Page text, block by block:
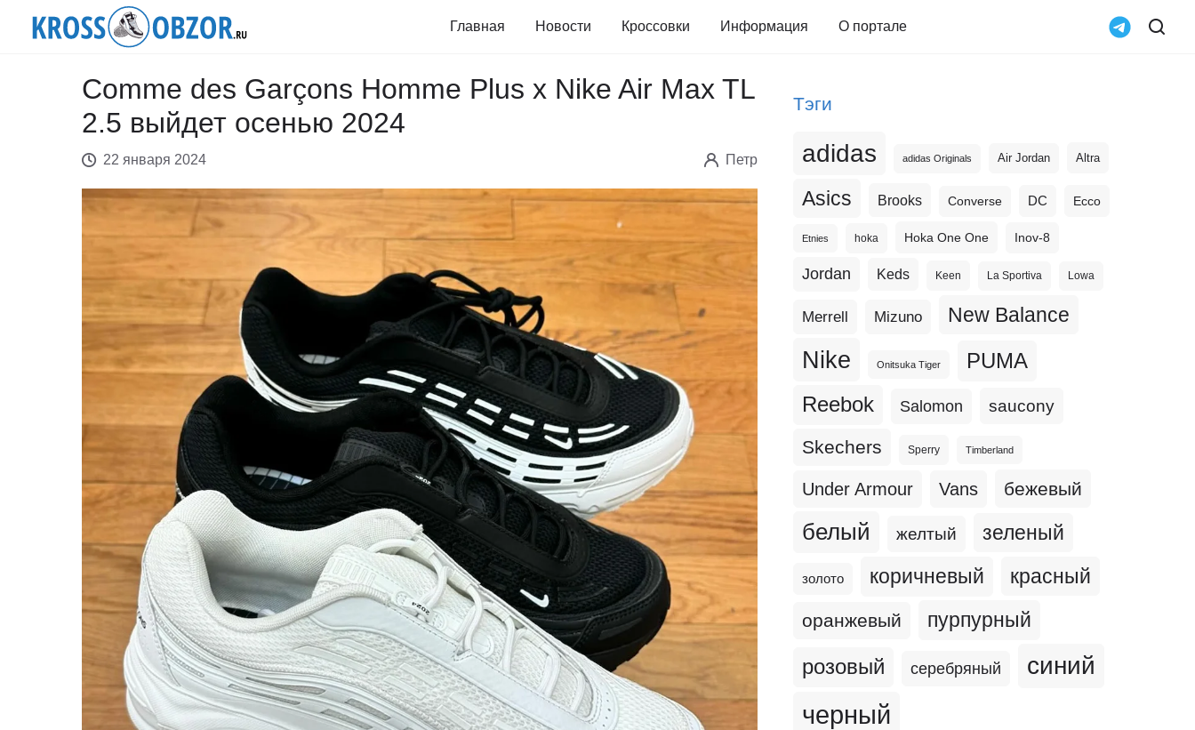
Главная Новости Кроссовки Информация О портале
Comme des Garçons Homme Plus x Nike Air Max TL
2.5 выйдет осенью 2024
22 января 2024 Петр
Тэги
adidas adidas Originals Air Jordan Altra
Asics Brooks Converse DC Ecco
Etnies hoka Hoka One One Inov-8
Jordan Keds Keen La Sportiva Lowa
Merrell Mizuno New Balance
Nike Onitsuka Tiger PUMA
Reebok Salomon saucony
Skechers Sperry Timberland
Under Armour Vans бежевый
белый желтый зеленый
золото коричневый красный
оранжевый пурпурный
розовый серебряный синий
черный